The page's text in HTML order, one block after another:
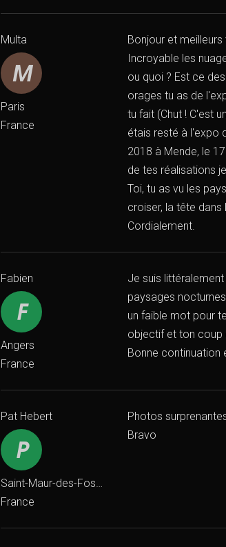
Multa
Paris
France
Bonjour et
Incroyable les
ou quoi ? Est ce
orages tu as de
tu fait (Chut ! C'est
étais resté à l'expo
2018 à Mende, le
de tes réalisations
Toi, tu as vu les
croiser, la tête dans
Cordialement.
Fabien
Angers
France
Je suis
paysages
un faible mot pour
objectif et ton coup
Bonne continuation
Pat Hebert
France
Photos
Bravo